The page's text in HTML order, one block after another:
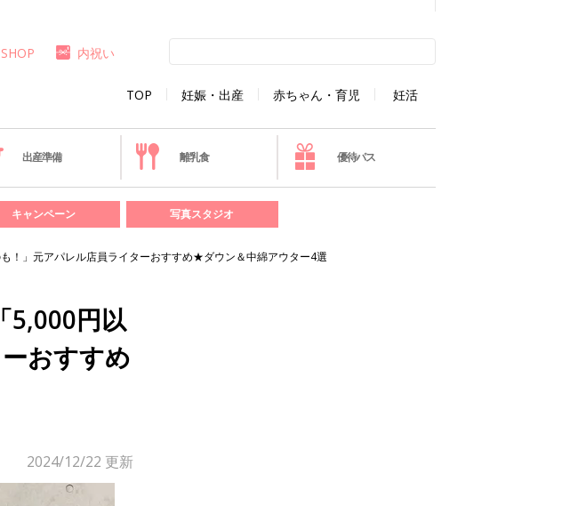
TOP 妊娠・出産 赤ちゃん・育児 妊活
SHOP 内祝い
出産準備 離乳食 優待パス
キャンペーン 写真スタジオ
！」元アパレル店員ライターおすすめ★ダウン＆中綿アウター4選
5,000円以
おすすめ
2024/12/22 更新